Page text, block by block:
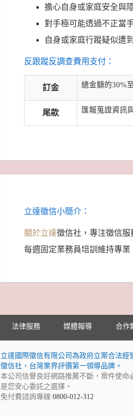
擔心自身或家庭安全與
對手極可能透過不正當
自身或家庭行蹤疑似遭
反跟蹤反調查費用支付：
訂金 總金額的30%
尾款 匯報蒐證資訊
立達徵信小簡介：
關於立達徵信社，專注徵信
每週固定業務員培訓維持專業
法律服務 媒體報導 合作
立達國際徵信有限公司為政府立案合法經
徵信社，台灣業界評價第一領導品牌。
本公司信譽良好網路推薦不斷，案件使命
是您安心委託之選擇。
免付費諮詢專線:0800-012-312